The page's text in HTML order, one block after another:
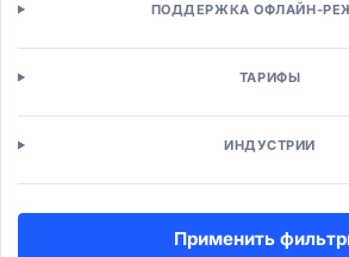
Управление персоналом
Кадровый учёт (HRM)
Подбор персонала (ATS)
ATS системы
Рекрутинг-платформы
ПОДДЕРЖКА ОФЛАЙН-
ТАРИФЫ
ИНДУСТРИИ
Применить